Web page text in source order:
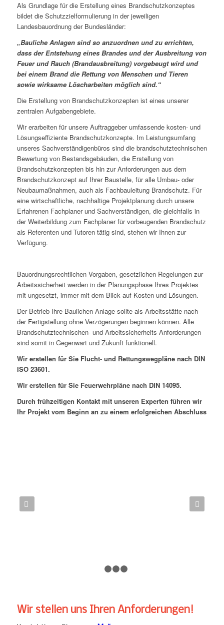
Als Grundlage für die Erstellung eines Brandschutzkonzeptes
bildet die Schutzzielformulierung in der jeweiligen
Landesbauordnung der Bundesländer:
„Bauliche Anlagen sind so anzuordnen und zu errichten,
dass der Entstehung eines Brandes und der Ausbreitung von
Feuer und Rauch (Brandausbreitung) vorgebeugt wird und
bei einem Brand die Rettung von Menschen und Tieren
sowie wirksame Löscharbeiten möglich sind.“
Die Erstellung von Brandschutzkonzepten ist eines unserer
zentralen Aufgabengebiete.
Wir erarbeiten für unsere Auftraggeber umfassende kosten- und
Lösungseffiziente Brandschutzkonzepte. Im Leistungsumfang
unseres Sachverständigenbüros sind die brandschutztechnischen
Bewertung von Bestandsgebäuden, die Erstellung von
Brandschutzkonzepten bis hin zur Anforderungen aus dem
Brandschutzkonzept auf Ihrer Baustelle, für alle Umbau- oder
Neubaumaßnahmen, auch als Fachbauleitung Brandschutz. Für
eine wirtschaftliche, nachhaltige Projektplanung durch unsere
Erfahrenen Fachplaner und Sachverständigen, die gleichfalls in
der Weiterbildung zum Fachplaner für vorbeugenden Brandschutz
als Referenten und Tutoren tätig sind, stehen wir Ihnen zur
Verfügung.
Bauordnungsrechtlichen Vorgaben, gesetzlichen Regelungen zur
Arbeitssicherheit werden in der Planungsphase Ihres Projektes
mit ungesetzt, immer mit dem Blick auf Kosten und Lösungen.
Der Betrieb Ihre Baulichen Anlage sollte als Arbeitsstätte nach
der Fertigstellung ohne Verzögerungen beginnen können. Alle
Brandschutztechnischen- und Arbeitssicherheits Anforderungen
sind somit in Gegenwart und Zukunft funktionell.
Wir erstellen für Sie Flucht- und Rettungswegpläne nach DIN
ISO 23601.
Wir erstellen für Sie Feuerwehrpläne nach DIN 14095.
Durch frühzeitigen Kontakt mit unseren Experten führen wir
Ihr Projekt vom Beginn an zu einem erfolgreichen Abschluss
Wir stellen uns Ihren Anforderungen!